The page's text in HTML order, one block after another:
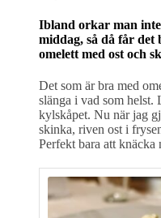
Ibland orkar man
middag, så då får det
omelett med ost och
Det som är bra med
slänga i vad som helst.
kylskåpet. Nu när jag
skinka, riven ost i
Perfekt bara att knäcka